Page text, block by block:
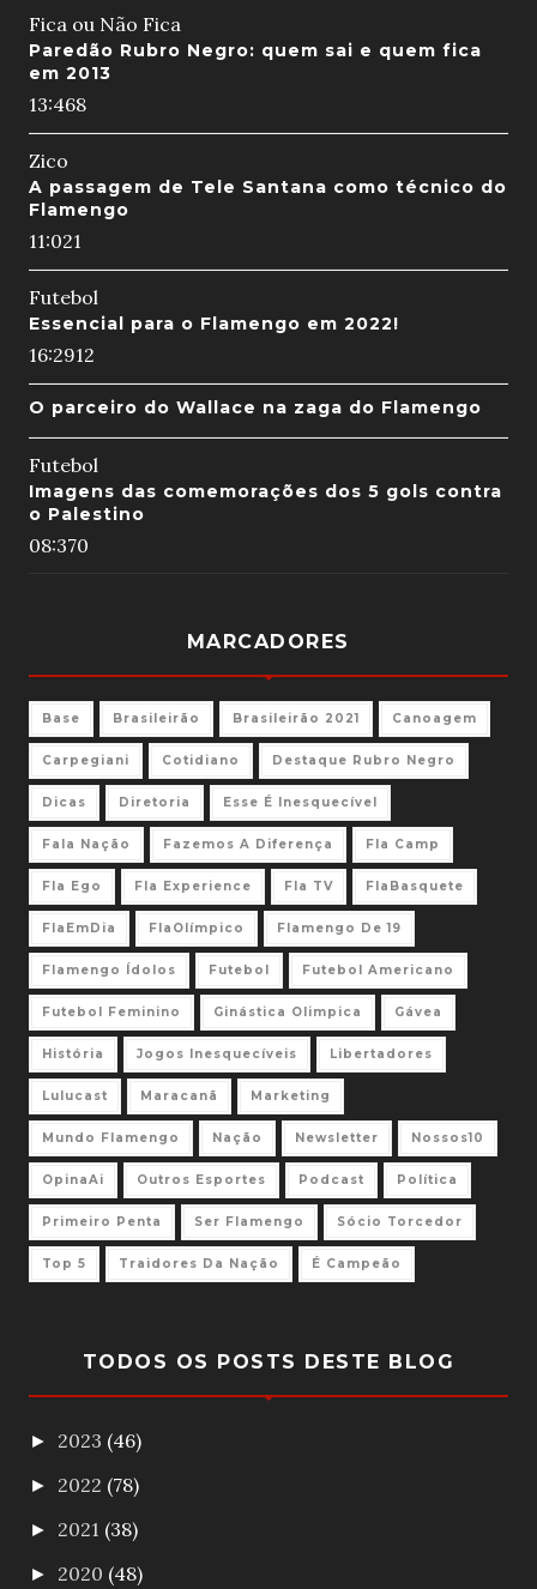
Fica ou Não Fica
Paredão Rubro Negro: quem sai e quem fica
em 2013
13:468
Zico
A passagem de Tele Santana como técnico do
Flamengo
11:021
Futebol
Essencial para o Flamengo em 2022!
16:2912
O parceiro do Wallace na zaga do Flamengo
Futebol
Imagens das comemorações dos 5 gols contra
o Palestino
08:370
MARCADORES
Base Brasileirão Brasileirão 2021 Canoagem
Carpegiani Cotidiano Destaque Rubro Negro
Dicas Diretoria Esse É Inesquecível
Fala Nação Fazemos A Diferença Fla Camp
Fla Ego Fla Experience Fla TV FlaBasquete
FlaEmDia FlaOlímpico Flamengo De 19
Flamengo Ídolos Futebol Futebol Americano
Futebol Feminino Ginástica Olimpica Gávea
História Jogos Inesquecíveis Libertadores
Lulucast Maracanã Marketing
Mundo Flamengo Nação Newsletter Nossos10
OpinaAi Outros Esportes Podcast Política
Primeiro Penta Ser Flamengo Sócio Torcedor
Top 5 Traidores Da Nação É Campeão
TODOS OS POSTS DESTE BLOG
► 2023 (46)
► 2022 (78)
► 2021 (38)
► 2020 (48)